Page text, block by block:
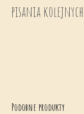
pisania
Podobne produkty